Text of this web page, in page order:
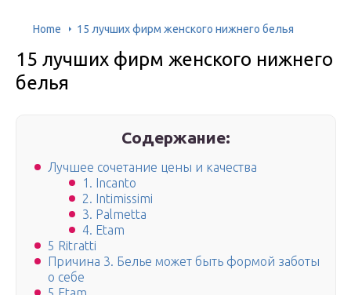
Home 15 лучших фирм женского нижнего белья
15 лучших фирм женского нижнего
белья
Содержание:
Лучшее сочетание цены и качества
1. Incanto
2. Intimissimi
3. Palmetta
4. Etam
5 Ritratti
Причина 3. Белье может быть формой заботы
о себе